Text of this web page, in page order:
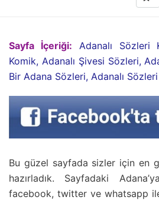
Sayfa İçeriği:
Adanalı Sözleri
Komik, Adanalı Şivesi Sözleri,
Bir Adana Sözleri, Adanalı
Bu güzel sayfada sizler için en
hazırladık. Sayfadaki
facebook, twitter ve whatsapp